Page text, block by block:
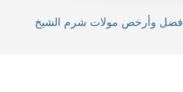
أفضل وأرخص مولات شرم الشيخ